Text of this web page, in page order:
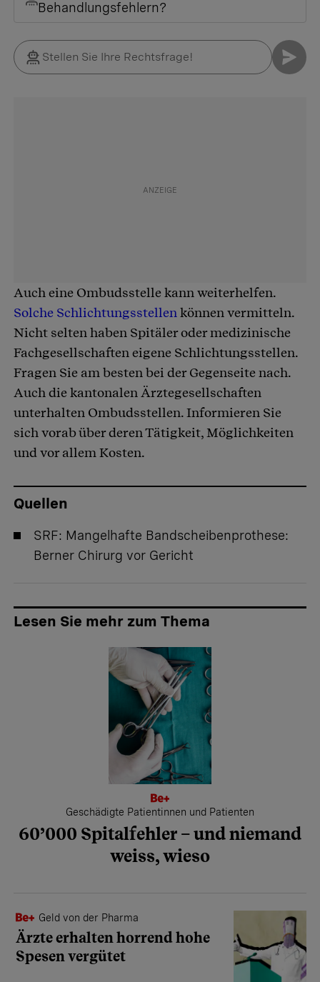
Behandlungsfehlern?
Auch eine Ombudsstelle kann weiterhelfen.
Solche Schlichtungsstellenkönnen vermitteln.
Nicht selten haben Spitäler oder medizinische
Fachgesellschaften eigene Schlichtungsstellen.
Fragen Sie am besten bei der Gegenseite nach.
Auch die kantonalen Ärztegesellschaften
unterhalten Ombudsstellen. Informieren Sie
sich vorab über deren Tätigkeit, Möglichkeiten
und vor allem Kosten.
Quellen
SRF: Mangelhafte Bandscheibenprothese:
Berner Chirurg vor Gericht
Lesen Sie mehr zum Thema
Geschädigte Patientinnen und Patienten
60’000 Spitalfehler – und niemand
weiss, wieso
Geld von der Pharma
Ärzte erhalten horrend hohe
Spesen vergütet